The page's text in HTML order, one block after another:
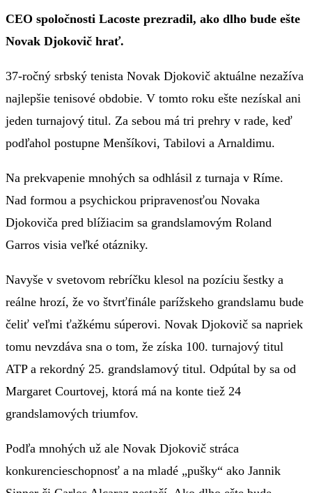
CEO spoločnosti Lacoste prezradil, ako dlho bude ešte
Novak Djokovič hrať.
37-ročný srbský tenista Novak Djokovič aktuálne nezažíva
najlepšie tenisové obdobie. V tomto roku ešte nezískal ani
jeden turnajový titul. Za sebou má tri prehry v rade, keď
podľahol postupne Menšíkovi, Tabilovi a Arnaldimu.
Na prekvapenie mnohých sa odhlásil z turnaja v Ríme.
Nad formou a psychickou pripravenosťou Novaka
Djokoviča pred blížiacim sa grandslamovým Roland
Garros visia veľké otázniky.
Navyše v svetovom rebríčku klesol na pozíciu šestky a
reálne hrozí, že vo štvrťfinále parížskeho grandslamu bude
čeliť veľmi ťažkému súperovi. Novak Djokovič sa napriek
tomu nevzdáva sna o tom, že získa 100. turnajový titul
ATP a rekordný 25. grandslamový titul. Odpútal by sa od
Margaret Courtovej, ktorá má na konte tiež 24
grandslamových triumfov.
Podľa mnohých už ale Novak Djokovič stráca
konkurencieschopnosť a na mladé „pušky“ ako Jannik